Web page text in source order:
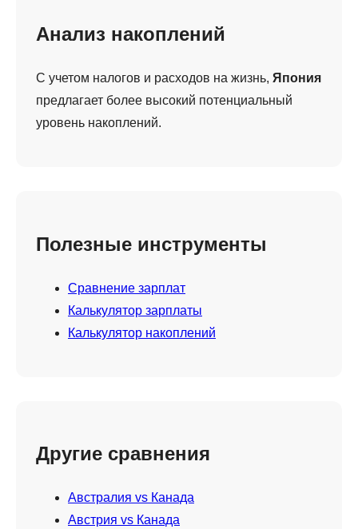
Анализ накоплений
С учетом налогов и расходов на жизнь, Япония
предлагает более высокий потенциальный
уровень накоплений.
Полезные инструменты
Сравнение зарплат
Калькулятор зарплаты
Калькулятор накоплений
Другие сравнения
Австралия vs Канада
Австрия vs Канада